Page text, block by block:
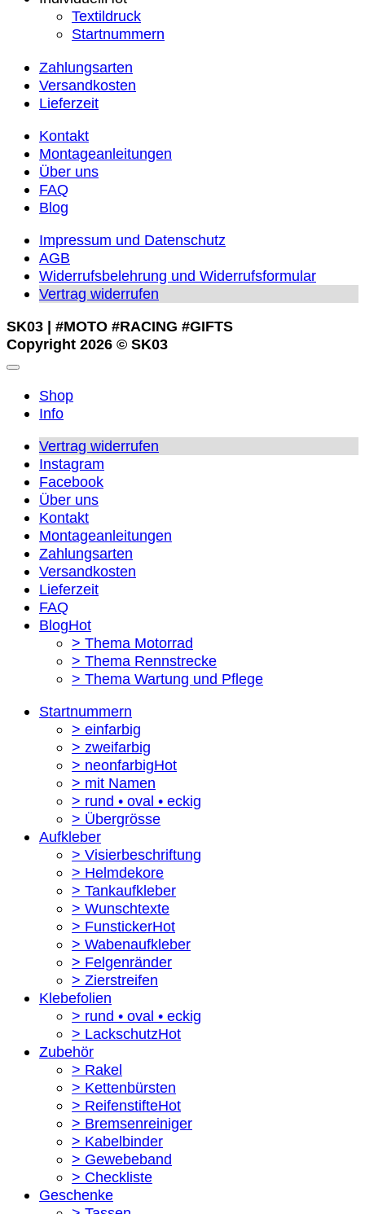
Textildruck
Startnummern
Zahlungsarten
Versandkosten
Lieferzeit
Kontakt
Montageanleitungen
Über uns
FAQ
Blog
Impressum und Datenschutz
AGB
Widerrufsbelehrung und Widerrufsformular
Vertrag widerrufen
SK03 | #MOTO #RACING #GIFTS
Copyright 2026 © SK03
Shop
Info
Vertrag widerrufen
Instagram
Facebook
Über uns
Kontakt
Montageanleitungen
Zahlungsarten
Versandkosten
Lieferzeit
FAQ
Blog
> Thema Motorrad
> Thema Rennstrecke
> Thema Wartung und Pflege
Startnummern
> einfarbig
> zweifarbig
> neonfarbig
> mit Namen
> rund • oval • eckig
> Übergrösse
Aufkleber
> Visierbeschriftung
> Helmdekore
> Tankaufkleber
> Wunschtexte
> Funsticker
> Wabenaufkleber
> Felgenränder
> Zierstreifen
Klebefolien
> rund • oval • eckig
> Lackschutz
Zubehör
> Rakel
> Kettenbürsten
> Reifenstifte
> Bremsenreiniger
> Kabelbinder
> Gewebeband
> Checkliste
Geschenke